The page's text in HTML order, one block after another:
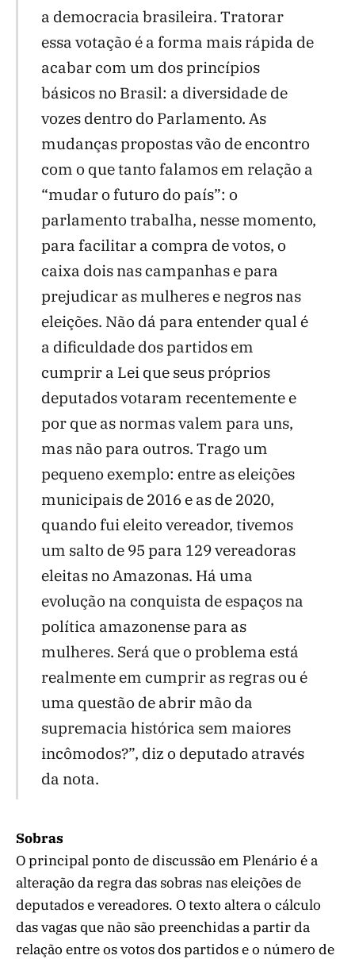
a democracia brasileira. Tratorar
essa votação é a forma mais rápida de
acabar com um dos princípios
básicos no Brasil: a diversidade de
vozes dentro do Parlamento. As
mudanças propostas vão de encontro
com o que tanto falamos em relação a
“mudar o futuro do país”: o
parlamento trabalha, nesse momento,
para facilitar a compra de votos, o
caixa dois nas campanhas e para
prejudicar as mulheres e negros nas
eleições. Não dá para entender qual é
a dificuldade dos partidos em
cumprir a Lei que seus próprios
deputados votaram recentemente e
por que as normas valem para uns,
mas não para outros. Trago um
pequeno exemplo: entre as eleições
municipais de 2016 e as de 2020,
quando fui eleito vereador, tivemos
um salto de 95 para 129 vereadoras
eleitas no Amazonas. Há uma
evolução na conquista de espaços na
política amazonense para as
mulheres. Será que o problema está
realmente em cumprir as regras ou é
uma questão de abrir mão da
supremacia histórica sem maiores
incômodos?”, diz o deputado através
da nota.
Sobras
O principal ponto de discussão em Plenário é a
alteração da regra das sobras nas eleições de
deputados e vereadores. O texto altera o cálculo
das vagas que não são preenchidas a partir da
relação entre os votos dos partidos e o número de